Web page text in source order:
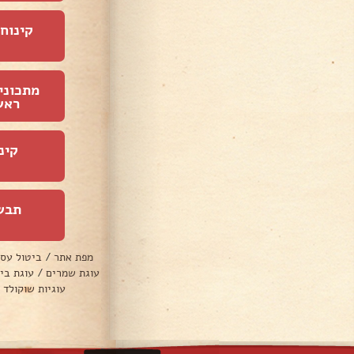
מפת אתר / ביטול
עוגת שמרים / עוגת
עוגיות